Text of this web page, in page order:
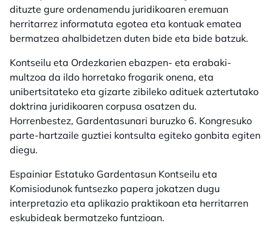
dituzte gure ordenamendu juridikoaren eremuan
herritarrez informatuta egotea eta kontuak ematea
bermatzea ahalbidetzen duten bide eta bide batzuk.
Kontseilu eta Ordezkarien ebazpen- eta erabaki-
multzoa da ildo horretako frogarik onena, eta
unibertsitateko eta gizarte zibileko adituek aztertutako
doktrina juridikoaren corpusa osatzen du.
Horrenbestez, Gardentasunari buruzko 6. Kongresuko
parte-hartzaile guztiei kontsulta egiteko gonbita egiten
diegu.
Espainiar Estatuko Gardentasun Kontseilu eta
Komisiodunok funtsezko papera jokatzen dugu
interpretazio eta aplikazio praktikoan eta herritarren
eskubideak bermatzeko funtzioan.